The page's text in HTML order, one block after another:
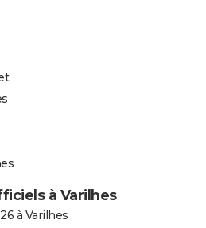
à Varilhes
à Varilhes